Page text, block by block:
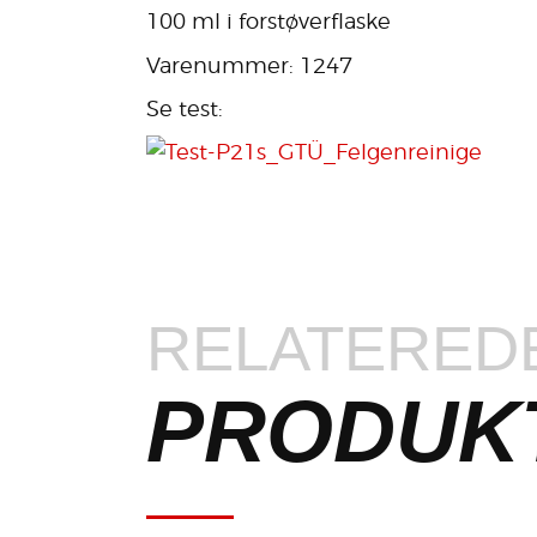
100 ml i forstøverflaske
Varenummer: 1247
Se test: